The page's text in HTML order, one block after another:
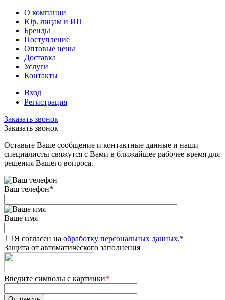
О компании
Юр. лицам и ИП
Бренды
Поступление
Оптовые цены
Доставка
Услуги
Контакты
Вход
Регистрация
Заказать звонок
Заказать звонок
Оставьте Ваше сообщение и контактные данные и наши
специалисты свяжутся с Вами в ближайшее рабочее время для
решения Вашего вопроса.
Ваш телефон*
Ваше имя
Я согласен на обработку персональных данных.*
Защита от автоматического заполнения
Введите символы с картинки*